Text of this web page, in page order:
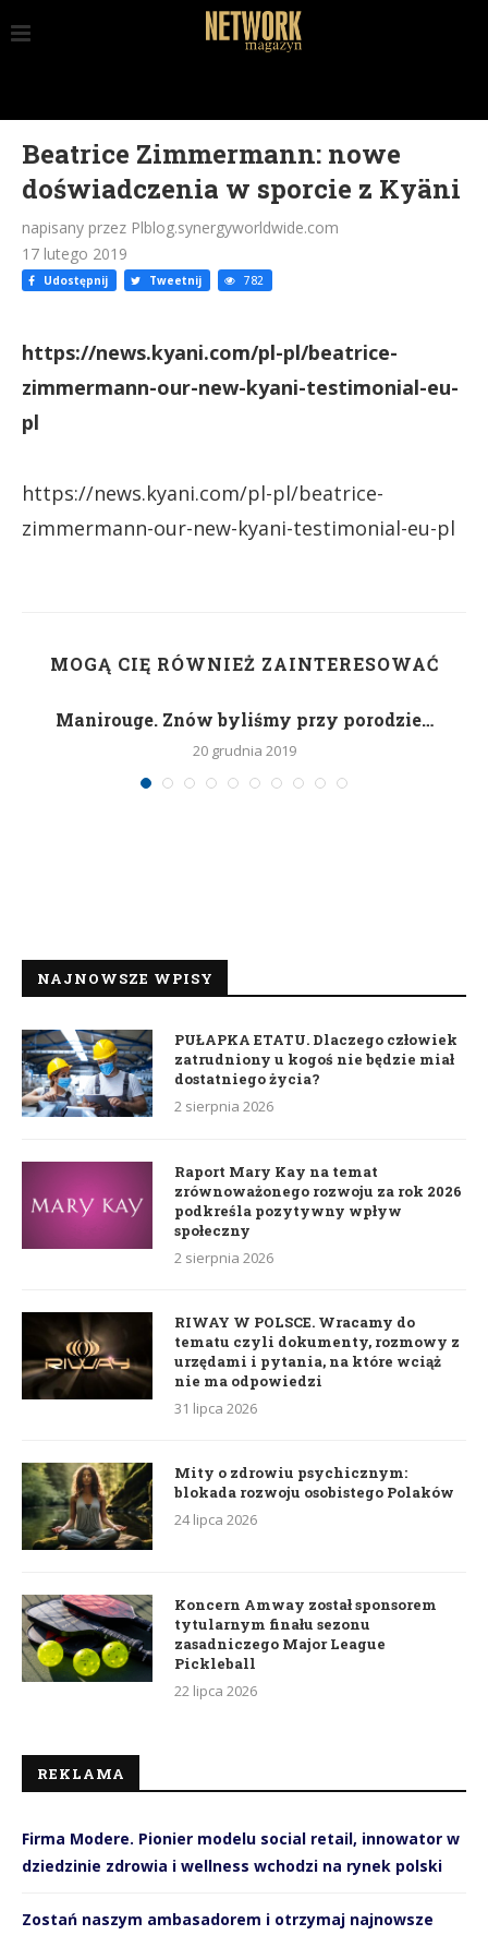
Beatrice Zimmermann: nowe
doświadczenia w sporcie z Kyäni
napisany przez Plblog.synergyworldwide.com
17 lutego 2019
Udostępnij Tweetnij 782
https://news.kyani.com/pl-pl/beatrice-
zimmermann-our-new-kyani-testimonial-eu-
pl
https://news.kyani.com/pl-pl/beatrice-
zimmermann-our-new-kyani-testimonial-eu-pl
MOGĄ CIĘ RÓWNIEŻ ZAINTERESOWAĆ
Manirouge. Znów byliśmy przy porodzie…
20 grudnia 2019
NAJNOWSZE WPISY
PUŁAPKA ETATU. Dlaczego człowiek
zatrudniony u kogoś nie będzie miał
dostatniego życia?
2 sierpnia 2026
Raport Mary Kay na temat
zrównoważonego rozwoju za rok 2026
podkreśla pozytywny wpływ
społeczny
2 sierpnia 2026
RIWAY W POLSCE. Wracamy do
tematu czyli dokumenty, rozmowy z
urzędami i pytania, na które wciąż
nie ma odpowiedzi
31 lipca 2026
Mity o zdrowiu psychicznym:
blokada rozwoju osobistego Polaków
24 lipca 2026
Koncern Amway został sponsorem
tytularnym finału sezonu
zasadniczego Major League
Pickleball
22 lipca 2026
REKLAMA
Firma Modere. Pionier modelu social retail, innowator w
dziedzinie zdrowia i wellness wchodzi na rynek polski
Zostań naszym ambasadorem i otrzymaj najnowsze